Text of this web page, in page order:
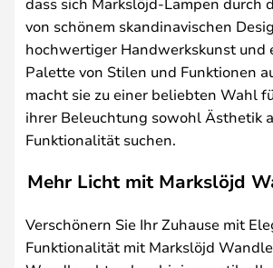
von schönem skandinavischen
hochwertiger Handwerkskunst und
Palette von Stilen und Funktionen
macht sie zu einer beliebten Wahl
ihrer Beleuchtung sowohl Ästhetik
Funktionalität suchen.
Mehr Licht mit Markslöjd
Verschönern Sie Ihr Zuhause mit
Funktionalität mit Markslöjd